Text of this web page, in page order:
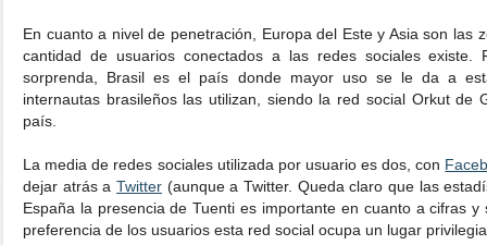
En cuanto a nivel de penetración, Europa del Este y Asia son las
cantidad de usuarios conectados a las redes sociales
sorprenda, Brasil es el país donde mayor uso se le da a
internautas brasileños las utilizan, siendo la red social Orkut de
país.
La media de redes sociales utilizada por usuario es dos, con
dejar atrás a Twitter (aunque a Twitter. Queda claro que las
España la presencia de Tuenti es importante en cuanto a cifras
preferencia de los usuarios esta red social ocupa un lugar